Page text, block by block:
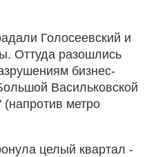
Голосеевский и
Оттуда разошлись
бизнес-
Васильковской
(напротив метро
целый квартал -